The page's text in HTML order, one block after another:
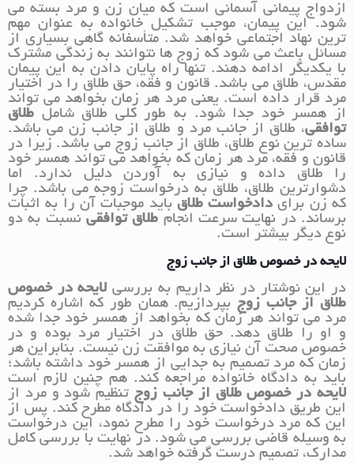
ازدواج پیمانی آسمانی است که میان زن و مرد بسته می
شود. این پیمان، موجب تشکیل خانواده به عنوان مهم
ترین نهاد اجتماعی خواهد شد. متأسفانه گاهی بسیاری از
مسائل باعث می شود که زوج ها نتوانند به زندگی مشترک
با یکدیگر ادامه دهند. تنها راه پایان دادن به این پیمان
مقدس، طلاق می باشد. قانون و فقه، حق طلاق را در اختیار
مرد قرار داده است. یعنی مرد هر زمان بخواهد می تواند
از همسر خود جدا شود. به طور کلی طلاق شامل طلاق
توافقی، طلاق از جانب مرد و طلاق از جانب زن می باشد.
ساده ترین نوع طلاق، طلاق از جانب زوج می باشد. زیرا در
قانون و فقه، مرد هر زمان که بخواهد می تواند همسر خود
را طلاق داده و نیازی به آوردن دلیل ندارد. اما
دشوارترین طلاق، طلاق به درخواست زوجه می باشد. چرا
که زن برای دادخواست طلاق باید موجبات آن را به اثبات
برساند. در نهایت سرعت انجام طلاق توافقی نسبت به دو
نوع دیگر بیشتر است.
لایحه در خصوص طلاق از جانب زوج
در این نوشتار در نظر داریم به بررسی لایحه در خصوص
طلاق از جانب زوج بپردازیم. همان طور که اشاره کردیم
مرد می تواند هر زمان که بخواهد از همسر خود جدا شده
و او را طلاق دهد. حق طلاق در اختیار مرد بوده و در
خصوص صحت آن نیازی به موافقت زن نیست. بنابراین هر
زمان که مرد تصمیم به جدایی از همسر خود داشته باشد؛
باید به دادگاه خانواده مراجعه کند. هم چنین لازم است
لایحه در خصوص طلاق از جانب زوج تنظیم شود و مرد از
این طریق دادخواست خود را در دادگاه مطرح کند. پس از
این که مرد درخواست خود را مطرح نمود، این درخواست
به وسیله قاضی بررسی می شود. در نهایت با بررسی کامل
مدارک، تصمیم درست گرفته خواهد شد.